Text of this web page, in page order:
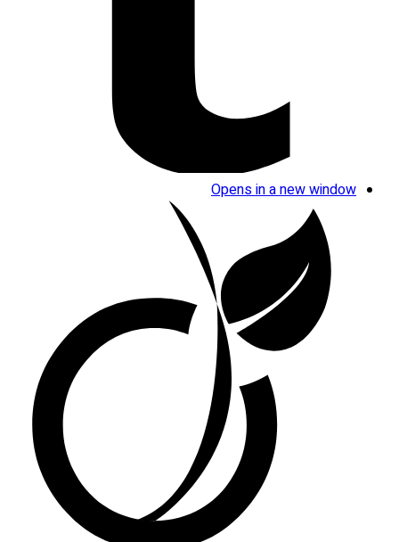
Opens in a new window